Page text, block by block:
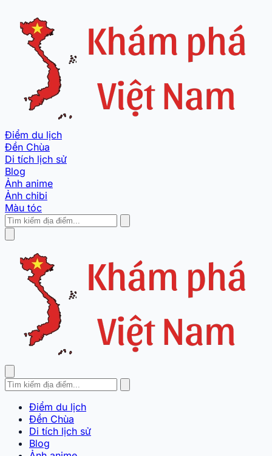
Điểm du lịch
Đền Chùa
Di tích lịch sử
Blog
Ảnh anime
Ảnh chibi
Màu tóc
Điểm du lịch
Đền Chùa
Di tích lịch sử
Blog